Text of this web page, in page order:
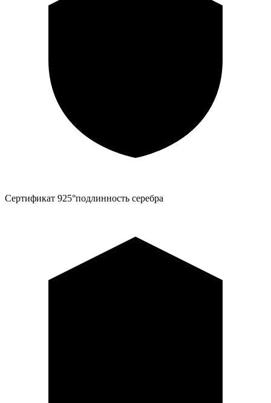
Сертификат 925°подлинность серебра